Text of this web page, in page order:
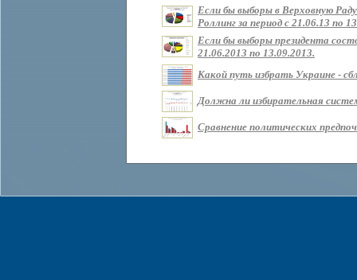
Если бы выборы в Верховную
Роллинг за период с 21.06.13 по
Если бы выборы президента
21.06.2013 по 13.09.2013.
Какой путь избрать Украине -
Должна ли избирательная
Сравнение политических